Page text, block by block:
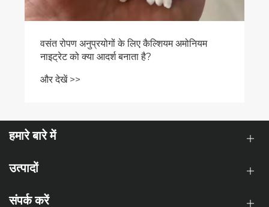
वसंत रोपण अनुप्रयोगों के लिए कैल्शियम अमोनियम
नाइट्रेट को क्या आदर्श बनाता है?
और देखें >>
हमारे बारे में
उत्पादों
संपर्क करें